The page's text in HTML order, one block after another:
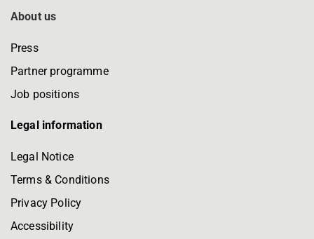
About us
Press
Partner programme
Job positions
Legal information
Legal Notice
Terms & Conditions
Privacy Policy
Accessibility